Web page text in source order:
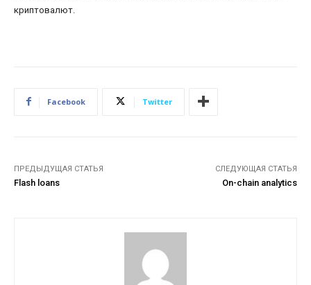
криптовалют.
Facebook Twitter
ПРЕДЫДУЩАЯ СТАТЬЯ
Flash loans
СЛЕДУЮЩАЯ СТАТЬЯ
On-chain analytics